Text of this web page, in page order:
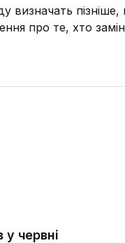
пізніше,
про те, хто
у червні